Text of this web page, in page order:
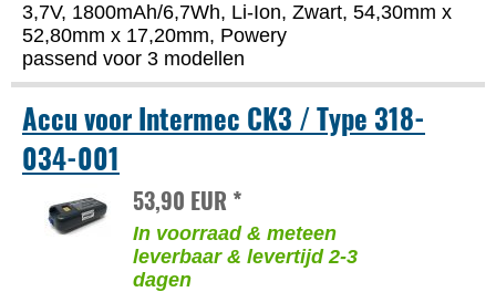
3,7V, 1800mAh/6,7Wh, Li-Ion, Zwart, 54,30mm x
52,80mm x 17,20mm, Powery
passend voor 3 modellen
Accu voor Intermec CK3 / Type 318-
034-001
53,90 EUR *
In voorraad & meteen
leverbaar & levertijd 2-3
dagen